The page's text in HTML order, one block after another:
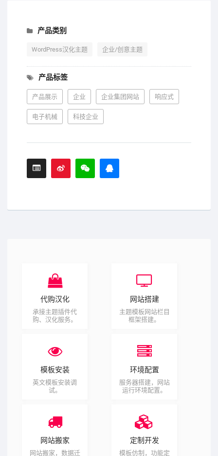
产品类别
WordPress汉化主题 企业/创意主题
产品标签
产品展示 企业 企业集团网站 响应式
电子机械 科技企业
代购汉化
承接主题插件代
购、汉化服务。
网站搭建
主题模板网站栏目
框架搭建。
模板安装
英文模板安装调
试。
环境配置
服务器搭建，网站
运行环境配置。
网站搬家
网站搬家，数据迁
定制开发
模板仿制，功能定